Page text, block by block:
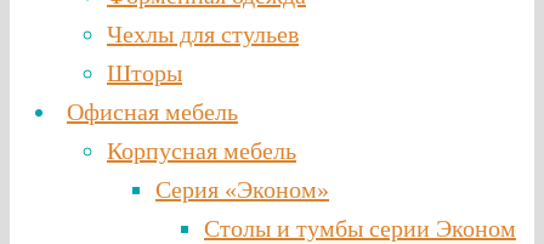
Чехлы для стульев
Шторы
Офисная мебель
Корпусная мебель
Серия «Эконом»
Столы и тумбы серии Эконом